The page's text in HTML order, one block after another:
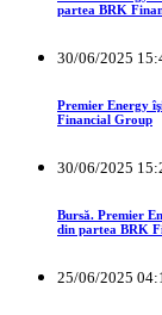
partea BRK
30/06/2025
Premier Energy
Financial Group
30/06/2025
Bursă. Premier
din partea BRK
25/06/2025